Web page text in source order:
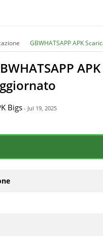
GBWHATSAPP APK
Bigs - Jul 19, 2025